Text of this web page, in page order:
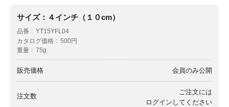
サイズ：４インチ（１０cm）
品番
YT15YFL04
カタログ価格
500円
重量
75g
販売価格 会員のみ公開
注文数
ご注文には
ログイン してください